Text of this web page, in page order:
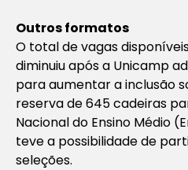
Outros formatos
O total de vagas
diminuiu após a Unicamp
para aumentar a inclusão
reserva de 645 cadeiras
Nacional do Ensino Médio
teve a possibilidade de
seleções.